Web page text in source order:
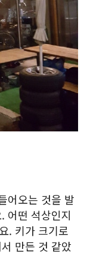
어오는 것을 발
어떤 석상인지
. 키가 크기로
만든 것 같았